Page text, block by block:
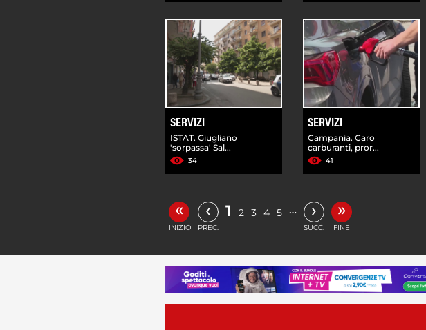
SERVIZI
ISTAT. Giugliano
'sorpassa' Sal...
34
SERVIZI
Campania. Caro
carburanti, pror...
41
«
INIZIO
‹
PREC.
1 2 3 4 5 … ›
SUCC.
»
FINE